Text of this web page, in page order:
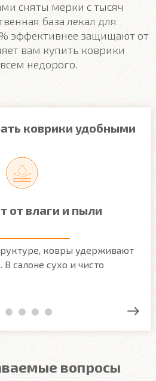
сняты мерки с тысяч
база лекал для
эффективнее защищают от
вам купить коврики
недорого.
коврики удобными
влаги и пыли
ковры удерживают
В салоне сухо и чисто
вопросы